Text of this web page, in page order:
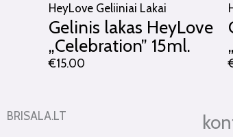
HeyLove Geliiniai Lakai
Gelinis lakas HeyLove
„Celebration” 15ml.
€15.00
BRISALA.LT